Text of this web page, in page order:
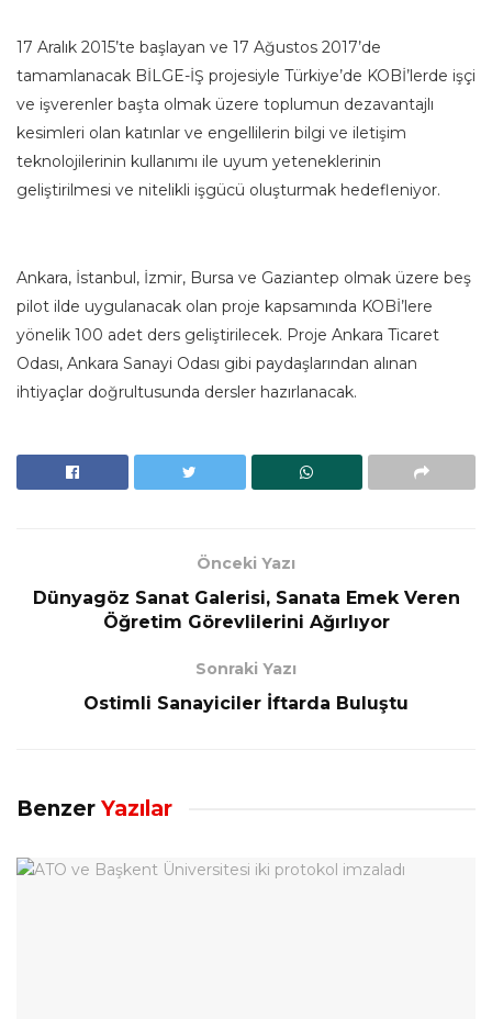
17 Aralık 2015’te başlayan ve 17 Ağustos 2017’de
tamamlanacak BİLGE-İŞ projesiyle Türkiye’de KOBİ’lerde işçi
ve işverenler başta olmak üzere toplumun dezavantajlı
kesimleri olan katınlar ve engellilerin bilgi ve iletişim
teknolojilerinin kullanımı ile uyum yeteneklerinin
geliştirilmesi ve nitelikli işgücü oluşturmak hedefleniyor.
Ankara, İstanbul, İzmir, Bursa ve Gaziantep olmak üzere beş
pilot ilde uygulanacak olan proje kapsamında KOBİ’lere
yönelik 100 adet ders geliştirilecek. Proje Ankara Ticaret
Odası, Ankara Sanayi Odası gibi paydaşlarından alınan
ihtiyaçlar doğrultusunda dersler hazırlanacak.
Önceki Yazı
Dünyagöz Sanat Galerisi, Sanata Emek Veren
Öğretim Görevlilerini Ağırlıyor
Sonraki Yazı
Ostimli Sanayiciler İftarda Buluştu
Benzer Yazılar